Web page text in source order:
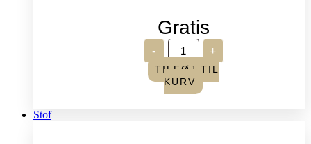
Gratis
-
Verdens
broderidag
2026
-
Sommerfugle,
+
TILFØJ TIL
KURV
Stof